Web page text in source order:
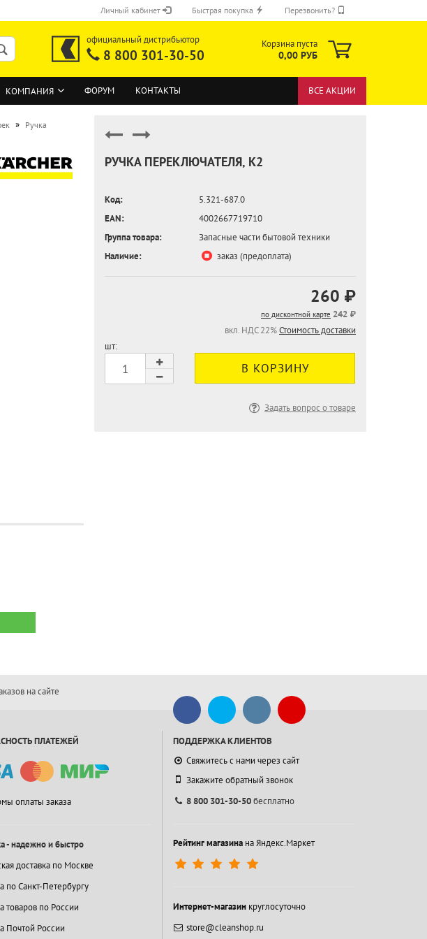
Личный кабинет
ВОЙТИ
Быстрая покупка Перезвонить?
официальный дистрибьютор
8 800 301-30-50
Корзина пуста
0,00 РУБ
КОМПАНИЯ ФОРУМ КОНТАКТЫ ВСЕ АКЦИИ
» Ручка
РУЧКА ПЕРЕКЛЮЧАТЕЛЯ, K2
Код:
5.321-687.0
EAN:
4002667719710
Группа товара:
Запасные части бытовой техники
Наличие:
заказ (предоплата)
260 ₽
по дисконтной карте 242 ₽
вкл. НДС 22%Стоимость доставки
шт:
Задать вопрос о товаре
на сайте
ПЛАТЕЖЕЙ
оплаты заказа
- надежно и быстро
доставка по Москве
по Санкт-Петербургу
товаров по России
Почтой России
ПОДДЕРЖКА КЛИЕНТОВ
Свяжитесь с нами через сайт
Закажите обратный звонок
8 800 301-30-50бесплатно
Рейтинг магазинана Яндекс.Маркет
Интернет-магазинкруглосуточно
store@cleanshop.ru